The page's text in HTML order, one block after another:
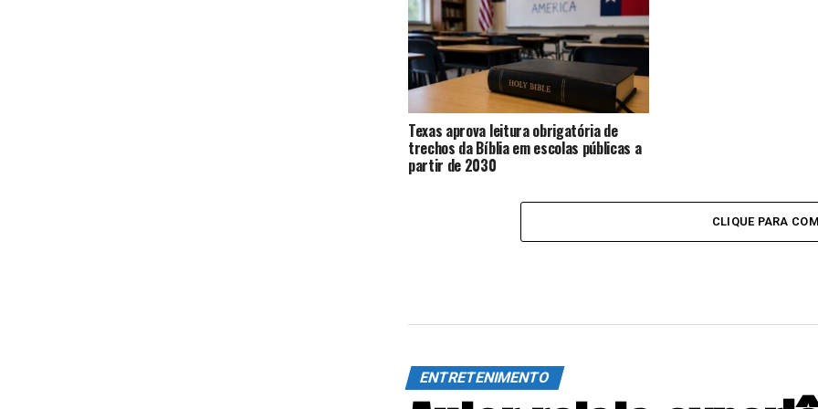
Texas aprova leitura obrigatória de
trechos da Bíblia em escolas públicas a
partir de 2030
CLIQUE PARA
ENTRETENIMENTO